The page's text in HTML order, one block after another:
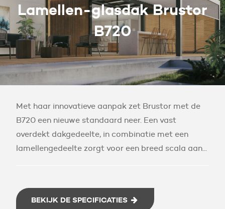
Lamellen-glasdak Brustor
B720
Met haar innovatieve aanpak zet Brustor met de
B720 een nieuwe standaard neer. Een vast
overdekt dakgedeelte, in combinatie met een
lamellengedeelte zorgt voor een breed scala aan...
BEKIJK DE SPECIFICATIES